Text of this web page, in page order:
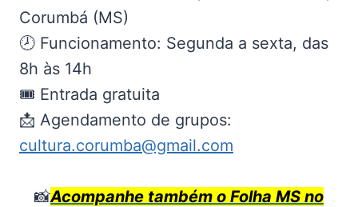
Corumbá (MS)
🕗 Funcionamento: Segunda a sexta, das
8h às 14h
🎟️ Entrada gratuita
📩 Agendamento de grupos:
cultura.corumba@gmail.com
📸Acompanhe também o Folha MS no